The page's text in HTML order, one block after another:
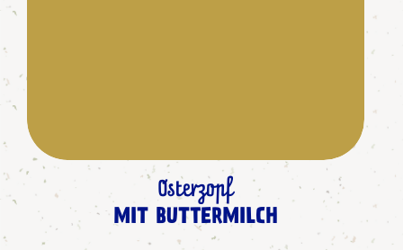
Osterzopf
MIT BUTTERMILCH